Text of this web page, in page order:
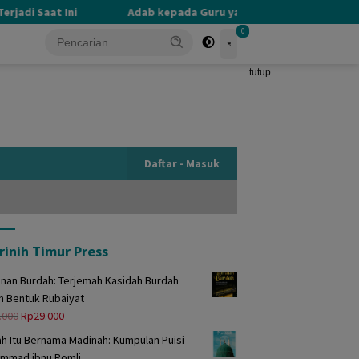
Ini Adab kepada Guru yang Terlupakan
0
tutup
Daftar - Masuk
Timur Press
Burdah: Terjemah Kasidah Burdah
Bentuk Rubaiyat
Harga
adalah:
Rp29.000Harga
Itu Bernama Madinah: Kumpulan Puisi